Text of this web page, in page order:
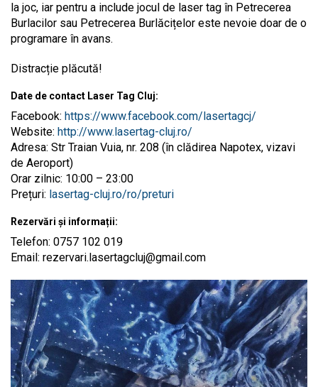
la joc, iar pentru a include jocul de laser tag în Petrecerea
Burlacilor sau Petrecerea Burlăcițelor este nevoie doar de o
programare în avans.
Distracție plăcută!
Date de contact Laser Tag Cluj:
Facebook: https://www.facebook.com/lasertagcj/
Website: http://www.lasertag-cluj.ro/
Adresa: Str Traian Vuia, nr. 208 (în clădirea Napotex, vizavi
de Aeroport)
Orar zilnic: 10:00 – 23:00
Prețuri: lasertag-cluj.ro/ro/preturi
Rezervări și informații:
Telefon: 0757 102 019
Email: rezervari.lasertagcluj@gmail.com